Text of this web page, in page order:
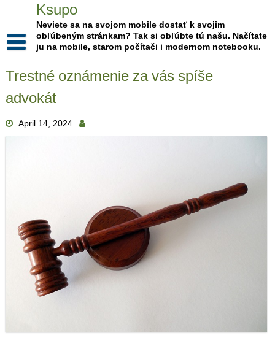
Ksupo
Neviete sa na svojom mobile dostať k svojim
obľúbeným stránkam? Tak si obľúbte tú našu. Načítate
ju na mobile, starom počítači i modernom notebooku.
Trestné oznámenie za vás spíše
advokát
April 14, 2024